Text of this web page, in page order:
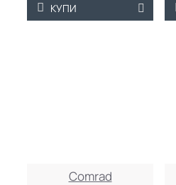
КУПИ
ТРАЙНО НИСКА
Comrad